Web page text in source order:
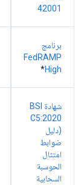
42001
برنامج
FedRAMP
High
*
شهادة BSI
C5:2020
(دليل
ضوابط
امتثال
الحوسبة
السحابية